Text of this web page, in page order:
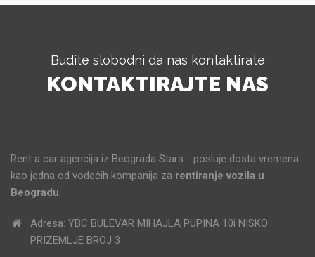
Budite slobodni da nas kontaktirate
KONTAKTIRAJTE NAS
Rent a car agencija iz Beograda Stars - posluje dosta vremena
kao jedna od vodećih kompanija za rentiranje vozila u
Beogradu.
Adresa: YBC BULEVAR MIHAJLA PUPINA 10i NISKO
PRIZEMLJE BROJ 3